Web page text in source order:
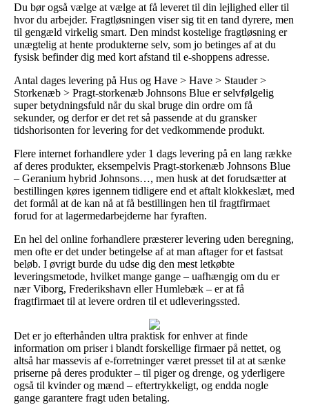
Du bør også vælge at vælge at få leveret til din lejlighed eller til
hvor du arbejder. Fragtløsningen viser sig tit en tand dyrere, men
til gengæld virkelig smart. Den mindst kostelige fragtløsning er
unægtelig at hente produkterne selv, som jo betinges af at du
fysisk befinder dig med kort afstand til e-shoppens adresse.
Antal dages levering på Hus og Have > Have > Stauder >
Storkenæb > Pragt-storkenæb Johnsons Blue er selvfølgelig
super betydningsfuld når du skal bruge din ordre om få
sekunder, og derfor er det ret så passende at du gransker
tidshorisonten for levering for det vedkommende produkt.
Flere internet forhandlere yder 1 dags levering på en lang række
af deres produkter, eksempelvis Pragt-storkenæb Johnsons Blue
– Geranium hybrid Johnsons…, men husk at det forudsætter at
bestillingen køres igennem tidligere end et aftalt klokkeslæt, med
det formål at de kan nå at få bestillingen hen til fragtfirmaet
forud for at lagermedarbejderne har fyraften.
En hel del online forhandlere præsterer levering uden beregning,
men ofte er det under betingelse af at man aftager for et fastsat
beløb. I øvrigt burde du udse dig den mest letkøbte
leveringsmetode, hvilket mange gange – uafhængig om du er
nær Viborg, Frederikshavn eller Humlebæk – er at få
fragtfirmaet til at levere ordren til et udleveringssted.
Det er jo efterhånden ultra praktisk for enhver at finde
information om priser i blandt forskellige firmaer på nettet, og
altså har massevis af e-forretninger været presset til at at sænke
priserne på deres produkter – til piger og drenge, og yderligere
også til kvinder og mænd – eftertrykkeligt, og endda nogle
gange garantere fragt uden betaling.